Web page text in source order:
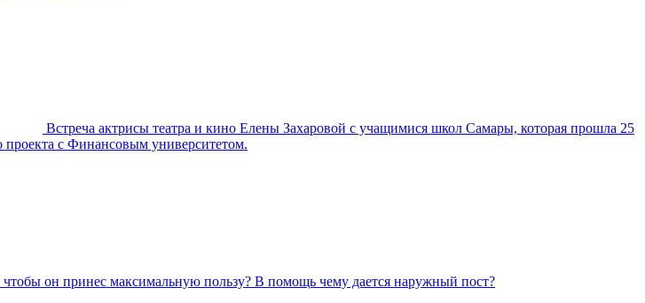
Встреча актрисы театра и кино Елены Захаровой с учащимися школ Самары, которая прошла 25
проекта с Финансовым университетом.
он принес максимальную пользу? В помощь чему дается наружный пост?